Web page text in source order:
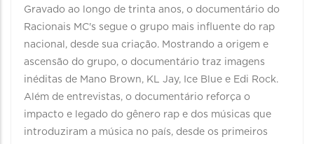
Gravado ao longo de trinta anos, o documentário do
Racionais MC's segue o grupo mais influente do rap
nacional, desde sua criação. Mostrando a origem e
ascensão do grupo, o documentário traz imagens
inéditas de Mano Brown, KL Jay, Ice Blue e Edi Rock.
Além de entrevistas, o documentário reforça o
impacto e legado do gênero rap e dos músicas que
introduziram a música no país, desde os primeiros